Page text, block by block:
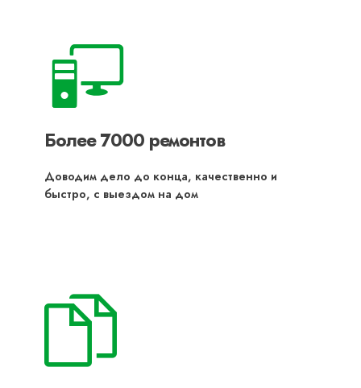
Более 7000 ремонтов
Доводим дело до конца, качественно и
быстро, с выездом на дом